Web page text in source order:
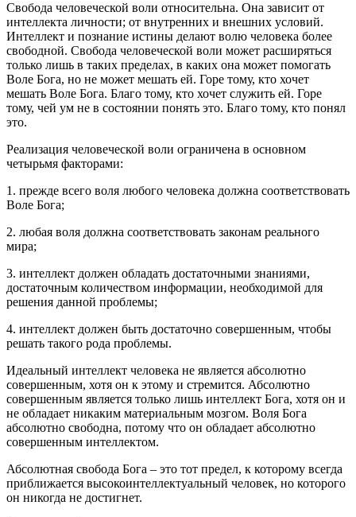
Свобода человеческой воли относительна. Она зависит от
интеллекта личности; от внутренних и внешних условий.
Интеллект и познание истины делают волю человека более
свободной. Свобода человеческой воли может расширяться
только лишь в таких пределах, в каких она может помогать
Воле Бога, но не может мешать ей. Горе тому, кто хочет
мешать Воле Бога. Благо тому, кто хочет служить ей. Горе
тому, чей ум не в состоянии понять это. Благо тому, кто понял
это.
Реализация человеческой воли ограничена в основном
четырьмя факторами:
1. прежде всего воля любого человека должна соответствовать
Воле Бога;
2. любая воля должна соответствовать законам реального
мира;
3. интеллект должен обладать достаточными знаниями,
достаточным количеством информации, необходимой для
решения данной проблемы;
4. интеллект должен быть достаточно совершенным, чтобы
решать такого рода проблемы.
Идеальный интеллект человека не является абсолютно
совершенным, хотя он к этому и стремится. Абсолютно
совершенным является только лишь интеллект Бога, хотя он и
не обладает никаким материальным мозгом. Воля Бога
абсолютно свободна, потому что он обладает абсолютно
совершенным интеллектом.
Абсолютная свобода Бога – это тот предел, к которому всегда
приближается высокоинтеллектуальный человек, но которого
он никогда не достигнет.